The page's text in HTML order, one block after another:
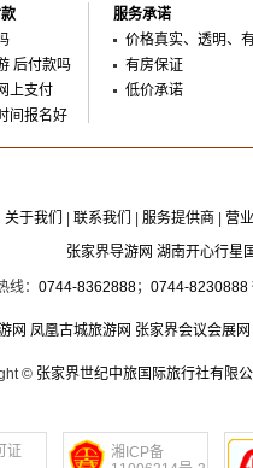
后付款吗
上支付
间报名好
服务承诺
价格真实、透明、
有房保证
低价承诺
关于我们 联系我们 服务提供商
营
张家界导游网 湖南开心行星
线： 0744-8362888； 0744-8230888
网 凤凰古城旅游网 张家界会议会展网
© 张家界世纪中旅国际旅行社有限
证
湘ICP备